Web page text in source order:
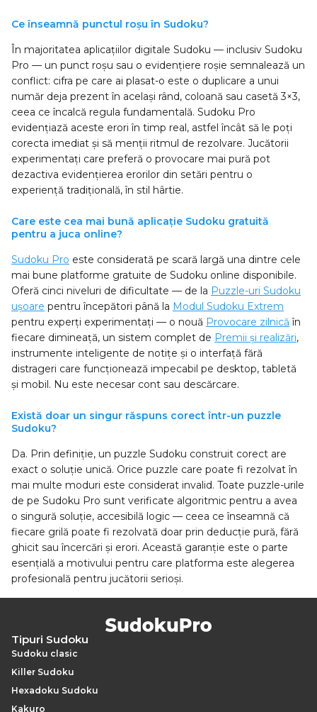
Ce înseamnă punctul roșu în Sudoku?
În majoritatea aplicațiilor digitale Sudoku — inclusiv Sudoku
Pro — un punct roșu sau o evidențiere roșie semnalează un
conflict: cifra pe care ai plasat-o este o duplicare a unui
număr deja prezent în același rând, coloană sau casetă 3×3,
ceea ce încalcă regula fundamentală. Sudoku Pro
evidențiază aceste erori în timp real, astfel încât să le poți
corecta imediat și să menții ritmul de rezolvare. Jucătorii
experimentați care preferă o provocare mai pură pot
dezactiva evidențierea erorilor din setări pentru o
experiență tradițională, în stil hârtie.
Care este cea mai bună aplicație Sudoku gratuită
pentru a juca online?
Sudoku Pro este considerată pe scară largă una dintre cele
mai bune platforme gratuite de Sudoku online disponibile.
Oferă cinci niveluri de dificultate — de la Puzzle-uri Sudoku
ușoare pentru începători până la Modul Sudoku Extrem
pentru experți experimentați — o nouă Provocare zilnică în
fiecare dimineață, un sistem complet de Premii și realizări,
instrumente inteligente de notițe și o interfață fără
distrageri care funcționează impecabil pe desktop, tabletă
și mobil. Nu este necesar cont sau descărcare.
Există doar un singur răspuns corect într-un puzzle
Sudoku?
Da. Prin definiție, un puzzle Sudoku construit corect are
exact o soluție unică. Orice puzzle care poate fi rezolvat în
mai multe moduri este considerat invalid. Toate puzzle-urile
de pe Sudoku Pro sunt verificate algoritmic pentru a avea
o singură soluție, accesibilă logic — ceea ce înseamnă că
fiecare grilă poate fi rezolvată doar prin deducție pură, fără
ghicit sau încercări și erori. Această garanție este o parte
esențială a motivului pentru care platforma este alegerea
profesională pentru jucătorii serioși.
Tipuri Sudoku
Sudoku clasic
Killer Sudoku
Hexadoku Sudoku
Kakuro